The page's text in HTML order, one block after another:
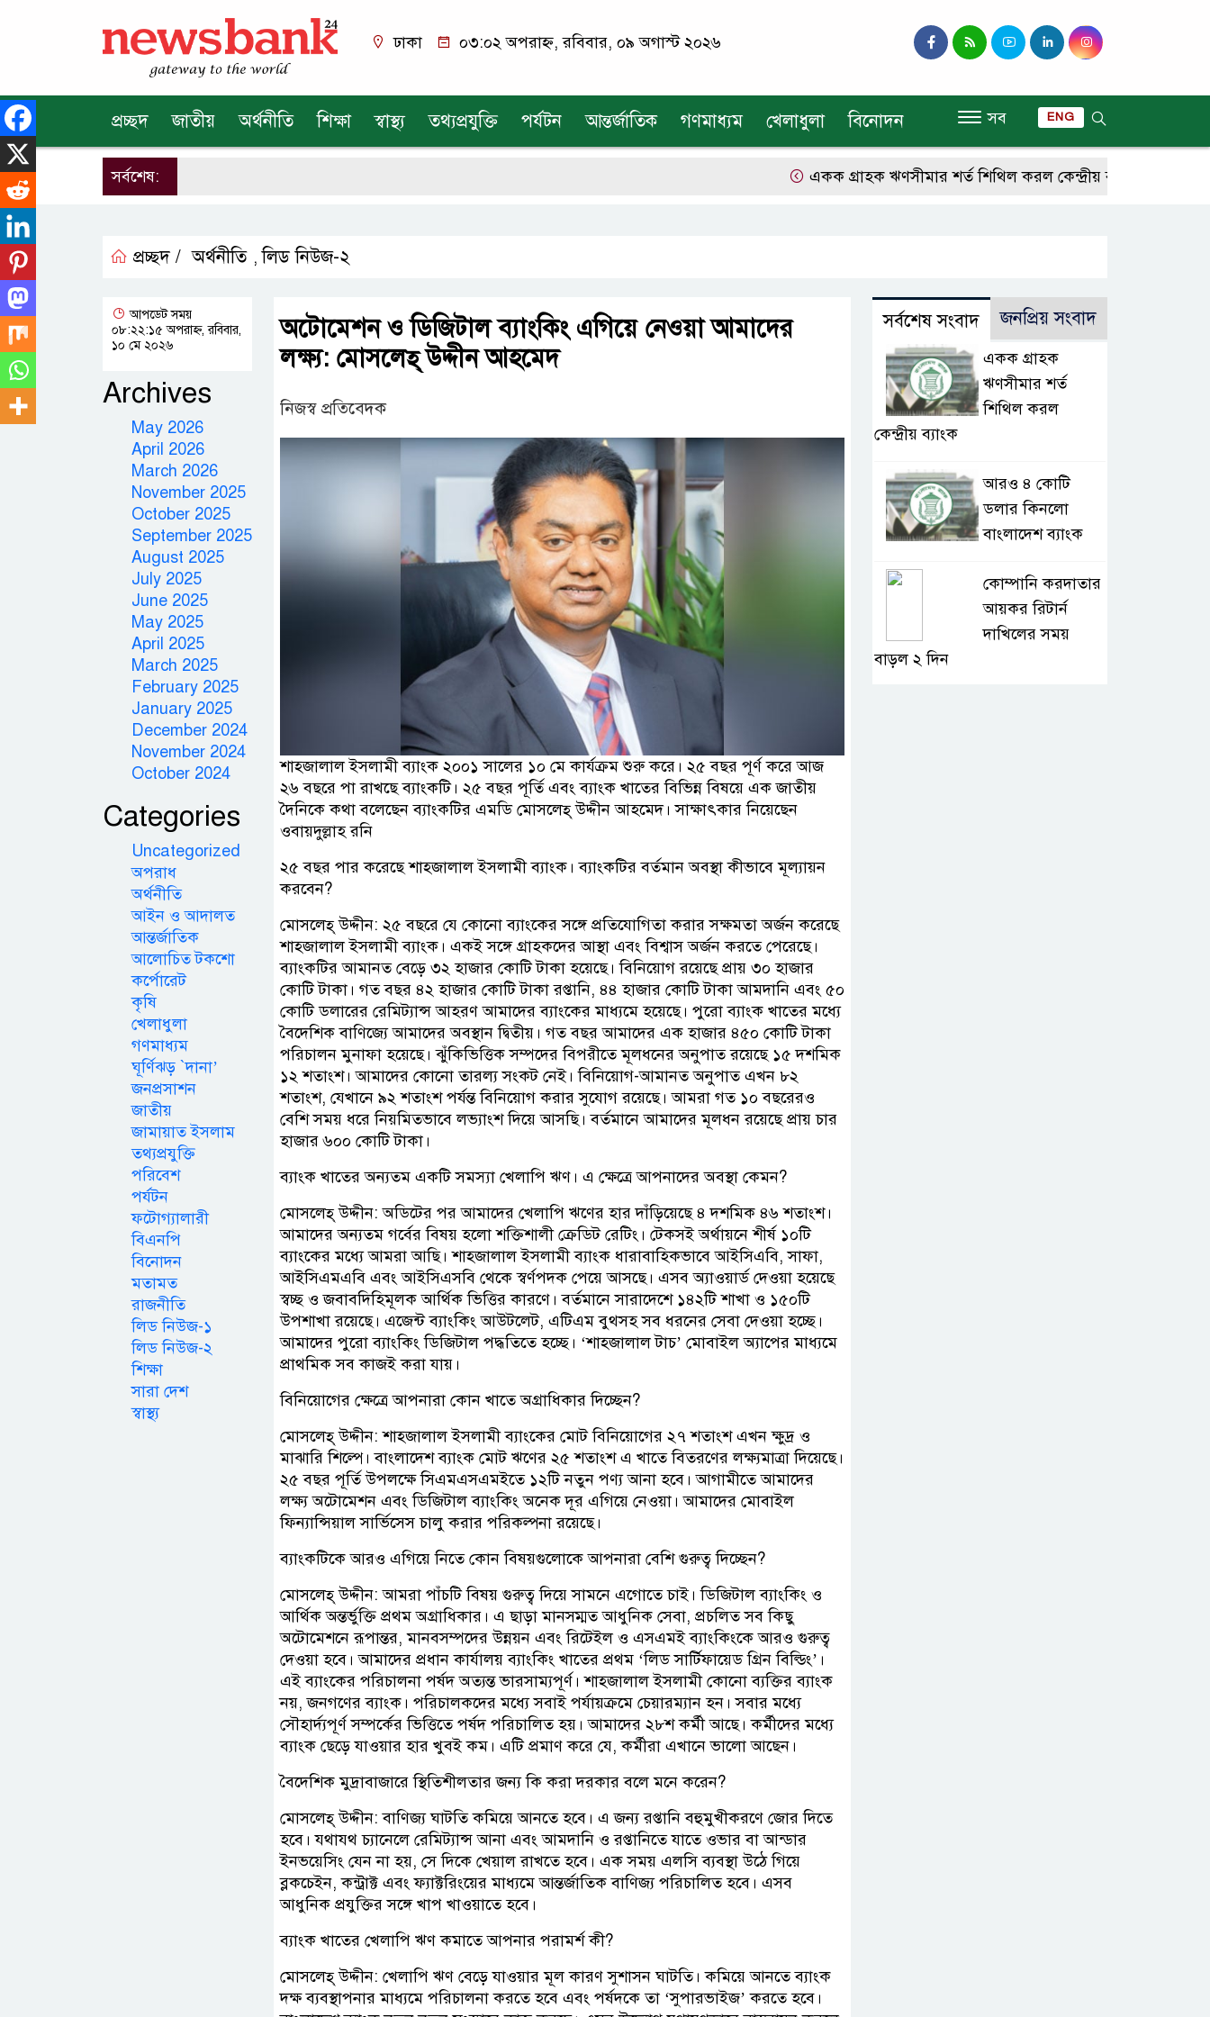
ঢাকা ০৩:০২ অপরাহ্ন, রবিবার, ০৯ অগাস্ট ২০২৬
প্রচ্ছদ জাতীয় অর্থনীতি শিক্ষা স্বাস্থ্য তথ্যপ্রযুক্তি পর্যটন আন্তর্জাতিক গণমাধ্যম খেলাধুলা বিনোদন সব ENG
সর্বশেষ: একক গ্রাহক ঋণসীমার শর্ত শিথিল করল কেন্দ্রীয় ব্যাংক
প্রচ্ছদ / অর্থনীতি ,লিড নিউজ-২
অটোমেশন ও ডিজিটাল ব্যাংকিং এগিয়ে নেওয়া আমাদের
লক্ষ্য: মোসলেহ্‌ উদ্দীন আহমেদ
নিজস্ব প্রতিবেদক
শাহ্জালাল ইসলামী ব্যাংক ২০০১ সালের ১০ মে কার্যক্রম শুরু করে। ২৫ বছর পূর্ণ করে আজ
২৬ বছরে পা রাখছে ব্যাংকটি। ২৫ বছর পূর্তি এবং ব্যাংক খাতের বিভিন্ন বিষয়ে এক জাতীয়
দৈনিকে কথা বলেছেন ব্যাংকটির এমডি মোসলেহ্ উদ্দীন আহমেদ। সাক্ষাৎকার নিয়েছেন
ওবায়দুল্লাহ রনি
২৫ বছর পার করেছে শাহ্জালাল ইসলামী ব্যাংক। ব্যাংকটির বর্তমান অবস্থা কীভাবে মূল্যায়ন
করবেন?
মোসলেহ্ উদ্দীন: ২৫ বছরে যে কোনো ব্যাংকের সঙ্গে প্রতিযোগিতা করার সক্ষমতা অর্জন করেছে
শাহ্জালাল ইসলামী ব্যাংক। একই সঙ্গে গ্রাহকদের আস্থা এবং বিশ্বাস অর্জন করতে পেরেছে।
ব্যাংকটির আমানত বেড়ে ৩২ হাজার কোটি টাকা হয়েছে। বিনিয়োগ রয়েছে প্রায় ৩০ হাজার
কোটি টাকা। গত বছর ৪২ হাজার কোটি টাকা রপ্তানি, ৪৪ হাজার কোটি টাকা আমদানি এবং ৫০
কোটি ডলারের রেমিট্যান্স আহরণ আমাদের ব্যাংকের মাধ্যমে হয়েছে। পুরো ব্যাংক খাতের মধ্যে
বৈদেশিক বাণিজ্যে আমাদের অবস্থান দ্বিতীয়। গত বছর আমাদের এক হাজার ৪৫০ কোটি টাকা
পরিচালন মুনাফা হয়েছে। ঝুঁকিভিত্তিক সম্পদের বিপরীতে মূলধনের অনুপাত রয়েছে ১৫ দশমিক
১২ শতাংশ। আমাদের কোনো তারল্য সংকট নেই। বিনিয়োগ-আমানত অনুপাত এখন ৮২
শতাংশ, যেখানে ৯২ শতাংশ পর্যন্ত বিনিয়োগ করার সুযোগ রয়েছে। আমরা গত ১০ বছরেরও
বেশি সময় ধরে নিয়মিতভাবে লভ্যাংশ দিয়ে আসছি। বর্তমানে আমাদের মূলধন রয়েছে প্রায় চার
হাজার ৬০০ কোটি টাকা।
ব্যাংক খাতের অন্যতম একটি সমস্যা খেলাপি ঋণ। এ ক্ষেত্রে আপনাদের অবস্থা কেমন?
মোসলেহ্ উদ্দীন: অডিটের পর আমাদের খেলাপি ঋণের হার দাঁড়িয়েছে ৪ দশমিক ৪৬ শতাংশ।
আমাদের অন্যতম গর্বের বিষয় হলো শক্তিশালী ক্রেডিট রেটিং। টেকসই অর্থায়নে শীর্ষ ১০টি
ব্যাংকের মধ্যে আমরা আছি। শাহ্জালাল ইসলামী ব্যাংক ধারাবাহিকভাবে আইসিএবি, সাফা,
আইসিএমএবি এবং আইসিএসবি থেকে স্বর্ণপদক পেয়ে আসছে। এসব অ্যাওয়ার্ড দেওয়া হয়েছে
স্বচ্ছ ও জবাবদিহিমূলক আর্থিক ভিত্তির কারণে। বর্তমানে সারাদেশে ১৪২টি শাখা ও ১৫০টি
উপশাখা রয়েছে। এজেন্ট ব্যাংকিং আউটলেট, এটিএম বুথসহ সব ধরনের সেবা দেওয়া হচ্ছে।
আমাদের পুরো ব্যাংকিং ডিজিটাল পদ্ধতিতে হচ্ছে। ‘শাহ্জালাল টাচ’ মোবাইল অ্যাপের মাধ্যমে
প্রাথমিক সব কাজই করা যায়।
বিনিয়োগের ক্ষেত্রে আপনারা কোন খাতে অগ্রাধিকার দিচ্ছেন?
মোসলেহ্ উদ্দীন: শাহ্জালাল ইসলামী ব্যাংকের মোট বিনিয়োগের ২৭ শতাংশ এখন ক্ষুদ্র ও
মাঝারি শিল্পে। বাংলাদেশ ব্যাংক মোট ঋণের ২৫ শতাংশ এ খাতে বিতরণের লক্ষ্যমাত্রা দিয়েছে।
২৫ বছর পূর্তি উপলক্ষে সিএমএসএমইতে ১২টি নতুন পণ্য আনা হবে। আগামীতে আমাদের
লক্ষ্য অটোমেশন এবং ডিজিটাল ব্যাংকিং অনেক দূর এগিয়ে নেওয়া। আমাদের মোবাইল
ফিন্যান্সিয়াল সার্ভিসেস চালু করার পরিকল্পনা রয়েছে।
ব্যাংকটিকে আরও এগিয়ে নিতে কোন বিষয়গুলোকে আপনারা বেশি গুরুত্ব দিচ্ছেন?
মোসলেহ্ উদ্দীন: আমরা পাঁচটি বিষয় গুরুত্ব দিয়ে সামনে এগোতে চাই। ডিজিটাল ব্যাংকিং ও
আর্থিক অন্তর্ভুক্তি প্রথম অগ্রাধিকার। এ ছাড়া মানসম্মত আধুনিক সেবা, প্রচলিত সব কিছু
অটোমেশনে রূপান্তর, মানবসম্পদের উন্নয়ন এবং রিটেইল ও এসএমই ব্যাংকিংকে আরও গুরুত্ব
দেওয়া হবে। আমাদের প্রধান কার্যালয় ব্যাংকিং খাতের প্রথম ‘লিড সার্টিফায়েড গ্রিন বিল্ডিং’।
এই ব্যাংকের পরিচালনা পর্ষদ অত্যন্ত ভারসাম্যপূর্ণ। শাহ্জালাল ইসলামী কোনো ব্যক্তির ব্যাংক
নয়, জনগণের ব্যাংক। পরিচালকদের মধ্যে সবাই পর্যায়ক্রমে চেয়ারম্যান হন। সবার মধ্যে
সৌহার্দ্যপূর্ণ সম্পর্কের ভিত্তিতে পর্ষদ পরিচালিত হয়। আমাদের ২৮শ কর্মী আছে। কর্মীদের মধ্যে
ব্যাংক ছেড়ে যাওয়ার হার খুবই কম। এটি প্রমাণ করে যে, কর্মীরা এখানে ভালো আছেন।
বৈদেশিক মুদ্রাবাজারে স্থিতিশীলতার জন্য কি করা দরকার বলে মনে করেন?
মোসলেহ্ উদ্দীন: বাণিজ্য ঘাটতি কমিয়ে আনতে হবে। এ জন্য রপ্তানি বহুমুখীকরণে জোর দিতে
হবে। যথাযথ চ্যানেলে রেমিট্যান্স আনা এবং আমদানি ও রপ্তানিতে যাতে ওভার বা আন্ডার
ইনভয়েসিং যেন না হয়, সে দিকে খেয়াল রাখতে হবে। এক সময় এলসি ব্যবস্থা উঠে গিয়ে
ব্লকচেইন, কন্ট্রাক্ট এবং ফ্যাক্টরিংয়ের মাধ্যমে আন্তর্জাতিক বাণিজ্য পরিচালিত হবে। এসব
আধুনিক প্রযুক্তির সঙ্গে খাপ খাওয়াতে হবে।
ব্যাংক খাতের খেলাপি ঋণ কমাতে আপনার পরামর্শ কী?
মোসলেহ্ উদ্দীন: খেলাপি ঋণ বেড়ে যাওয়ার মূল কারণ সুশাসন ঘাটতি। কমিয়ে আনতে ব্যাংক
দক্ষ ব্যবস্থাপনার মাধ্যমে পরিচালনা করতে হবে এবং পর্ষদকে তা ‘সুপারভাইজ’ করতে হবে।
আপডেট সময়
০৮:২২:১৫ অপরাহ্ন, রবিবার,
১০ মে ২০২৬
Archives
May 2026
April 2026
March 2026
November 2025
October 2025
September 2025
August 2025
July 2025
June 2025
May 2025
April 2025
March 2025
February 2025
January 2025
December 2024
November 2024
October 2024
Categories
Uncategorized
অপরাধ
অর্থনীতি
আইন ও আদালত
আন্তর্জাতিক
আলোচিত টকশো
কর্পোরেট
কৃষি
খেলাধুলা
গণমাধ্যম
ঘূর্ণিঝড় `দানা’
জনপ্রসাশন
জাতীয়
জামায়াত ইসলাম
তথ্যপ্রযুক্তি
পরিবেশ
পর্যটন
ফটোগ্যালারী
বিএনপি
বিনোদন
মতামত
রাজনীতি
লিড নিউজ-১
লিড নিউজ-২
শিক্ষা
সারা দেশ
স্বাস্থ্য
সর্বশেষ সংবাদ জনপ্রিয় সংবাদ
একক গ্রাহক
ঋণসীমার শর্ত
শিথিল করল
কেন্দ্রীয় ব্যাংক
আরও ৪ কোটি
ডলার কিনলো
বাংলাদেশ ব্যাংক
কোম্পানি করদাতার
আয়কর রিটার্ন
দাখিলের সময়
বাড়ল ২ দিন